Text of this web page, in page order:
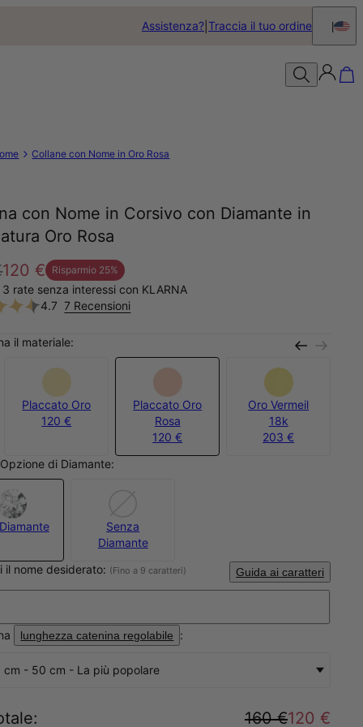
Assistenza? Traccia il tuo ordine
Collane con Nome in Oro Rosa
con Nome in Corsivo con Diamante in
Oro Rosa
120 € Risparmio 25%
rate senza interessi con KLARNA
4.7 7 Recensioni
il materiale:
Placcato Oro
120 €
Placcato Oro
Rosa
120 €
Oro Vermeil
18k
203 €
di Diamante:
Senza
Diamante
il nome desiderato: (Fino a 9 caratteri) Guida ai caratteri
lunghezza catenina regolabile :
cm - 50 cm - La più popolare
: 160 €120 €